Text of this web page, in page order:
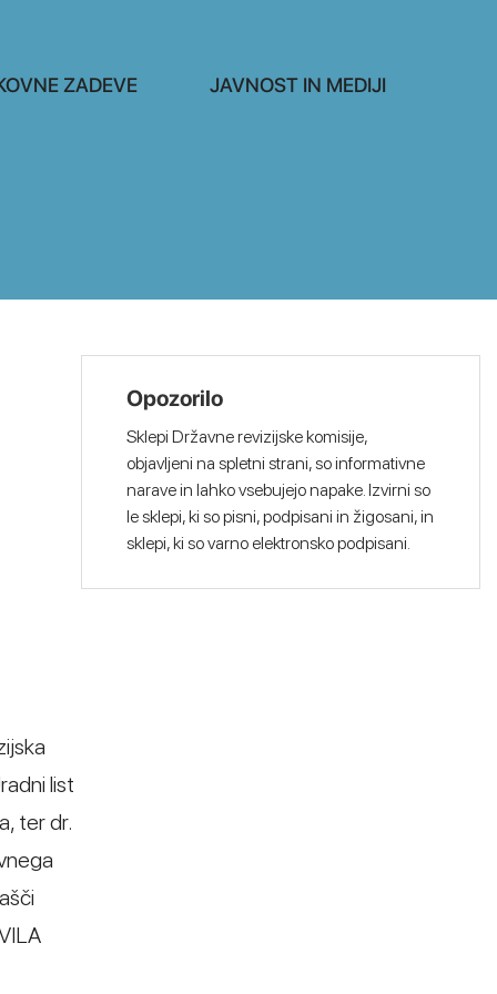
ZADEVE JAVNOST IN MEDIJI
list
ter dr.
Opozorilo
Sklepi Državne revizijske komisije,
objavljeni na spletni strani, so informativne
narave in lahko vsebujejo napake. Izvirni so
le sklepi, ki so pisni, podpisani in žigosani, in
sklepi, ki so varno elektronsko podpisani.